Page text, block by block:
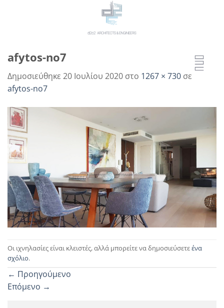
afytos-no7
Δημοσιεύθηκε 20 Ιουλίου 2020 στο 1267 × 730 σε
afytos-no7
Οι ιχνηλασίες είναι κλειστές, αλλά μπορείτε να δημοσιεύσετεένα
σχόλιο.
← Προηγούμενο
Επόμενο →